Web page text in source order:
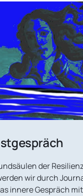
der
wir durch
innere Gespräch